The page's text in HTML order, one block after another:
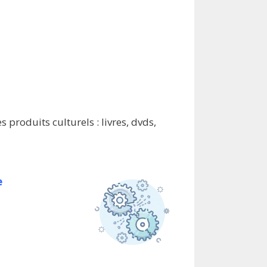
produits culturels : livres, dvds,